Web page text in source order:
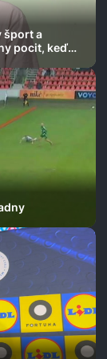
šport a
pocit, keď